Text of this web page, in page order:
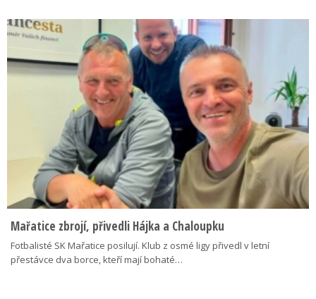
Mařatice zbrojí, přivedli Hájka a Chaloupku
Fotbalisté SK Mařatice posilují. Klub z osmé ligy přivedl v letní
přestávce dva borce, kteří mají bohaté…